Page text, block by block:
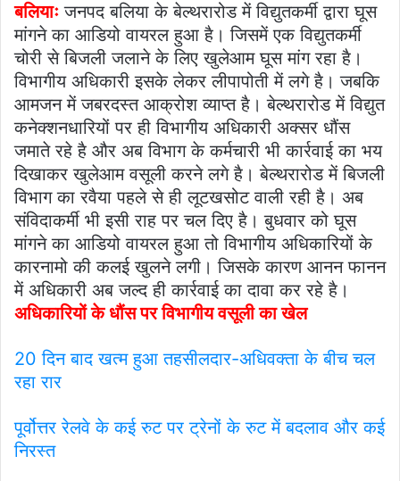
बलियाः जनपद बलिया के बेल्थरारोड में विद्युतकर्मी द्वारा घूस
मांगने का आडियो वायरल हुआ है। जिसमें एक विद्युतकर्मी
चोरी से बिजली जलाने के लिए खुलेआम घूस मांग रहा है।
विभागीय अधिकारी इसके लेकर लीपापोती में लगे है। जबकि
आमजन में जबरदस्त आक्रोश व्याप्त है। बेल्थरारोड में विद्युत
कनेक्शनधारियों पर ही विभागीय अधिकारी अक्सर धौंस
जमाते रहे है और अब विभाग के कर्मचारी भी कार्रवाई का भय
दिखाकर खुलेआम वसूली करने लगे है। बेल्थरारोड में बिजली
विभाग का रवैया पहले से ही लूटखसोट वाली रही है। अब
संविदाकर्मी भी इसी राह पर चल दिए है। बुधवार को घूस
मांगने का आडियो वायरल हुआ तो विभागीय अधिकारियों के
कारनामो की कलई खुलने लगी। जिसके कारण आनन फानन
में अधिकारी अब जल्द ही कार्रवाई का दावा कर रहे है।
अधिकारियों के धौंस पर विभागीय वसूली का खेल
20 दिन बाद खत्म हुआ तहसीलदार-अधिवक्ता के बीच चल
रहा रार
पूर्वोत्तर रेलवे के कई रुट पर ट्रेनों के रुट में बदलाव और कई
निरस्त